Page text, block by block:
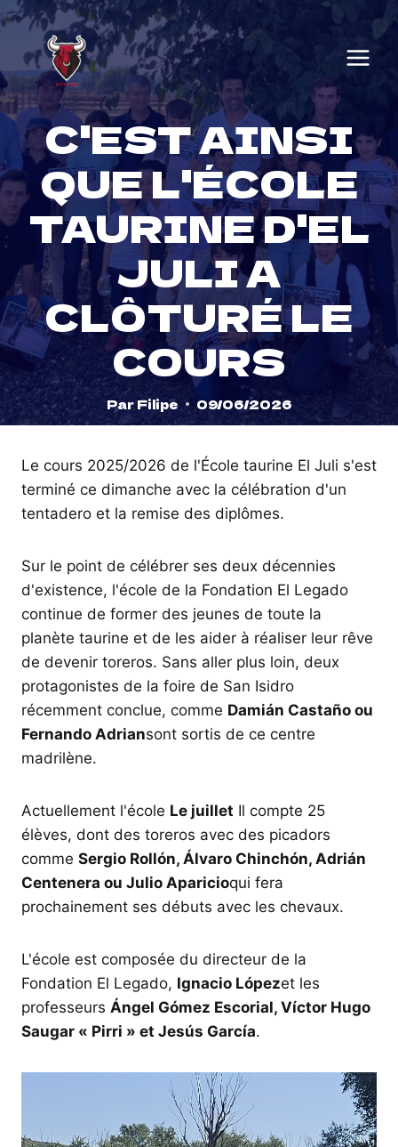
Skip
content
C'EST AINSI
QUE L'ÉCOLE
TAURINE D'EL
JULI A
CLÔTURÉ LE
COURS
Par Filipe 09/06/2026
Le cours 2025/2026 de l'École taurine El Juli s'est
terminé ce dimanche avec la célébration d'un
tentadero et la remise des diplômes.
Sur le point de célébrer ses deux décennies
d'existence, l'école de la Fondation El Legado
continue de former des jeunes de toute la
planète taurine et de les aider à réaliser leur rêve
de devenir toreros. Sans aller plus loin, deux
protagonistes de la foire de San Isidro
récemment conclue, comme Damián Castaño ou
Fernando Adriansont sortis de ce centre
madrilène.
Actuellement l'école Le juillet Il compte 25
élèves, dont des toreros avec des picadors
comme Sergio Rollón, Álvaro Chinchón, Adrián
Centenera ou Julio Aparicioqui fera
prochainement ses débuts avec les chevaux.
L'école est composée du directeur de la
Fondation El Legado, Ignacio Lópezet les
professeurs Ángel Gómez Escorial, Víctor Hugo
Saugar « Pirri » et Jesús García.